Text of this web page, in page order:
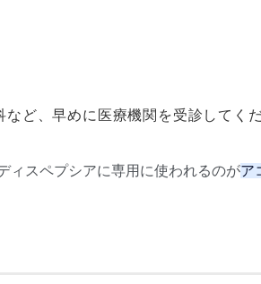
ど、早めに医療機関を受診してくだ
ィスペプシアに専用に使われるのがア